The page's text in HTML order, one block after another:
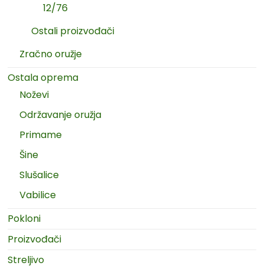
12/76
Ostali proizvođači
Zračno oružje
Ostala oprema
Noževi
Održavanje oružja
Primame
Šine
Slušalice
Vabilice
Pokloni
Proizvođači
Streljivo